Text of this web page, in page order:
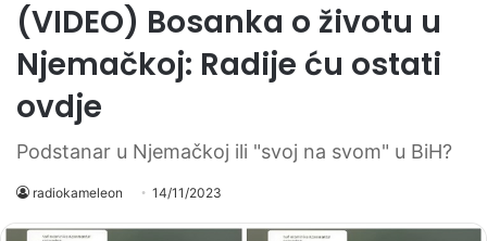
(VIDEO) Bosanka o životu u
Njemačkoj: Radije ću ostati
ovdje
Podstanar u Njemačkoj ili "svoj na svom" u BiH?
radiokameleon 14/11/2023